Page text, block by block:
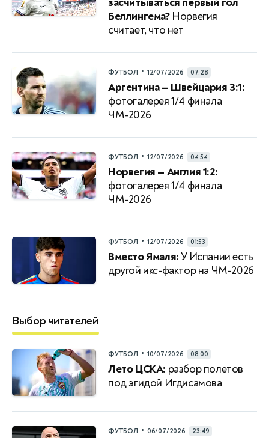
Беллингема?Норвегия
считает, что нет
ФУТБОЛ • 12/07/2026 07:28
Аргентина — Швейцария 3:1:
фотогалерея 1/4 финала
ЧМ-2026
ФУТБОЛ • 12/07/2026 04:54
Норвегия — Англия 1:2:
фотогалерея 1/4 финала
ЧМ-2026
ФУТБОЛ • 12/07/2026 01:53
Вместо Ямаля:У Испании есть
другой икс-фактор на ЧМ-2026
Выбор читателей
ФУТБОЛ • 10/07/2026 08:00
Лето ЦСКА: разбор полетов
под эгидой Игдисамова
ФУТБОЛ • 06/07/2026 23:49